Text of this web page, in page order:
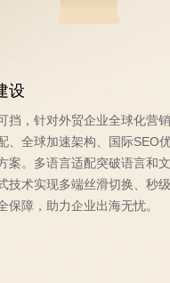
设
挡，针对外贸企业全球化营
、全球加速架构、国际SEO
案。多语言适配突破语言和
技术实现多端丝滑切换、秒
保障，助力企业出海无忧。